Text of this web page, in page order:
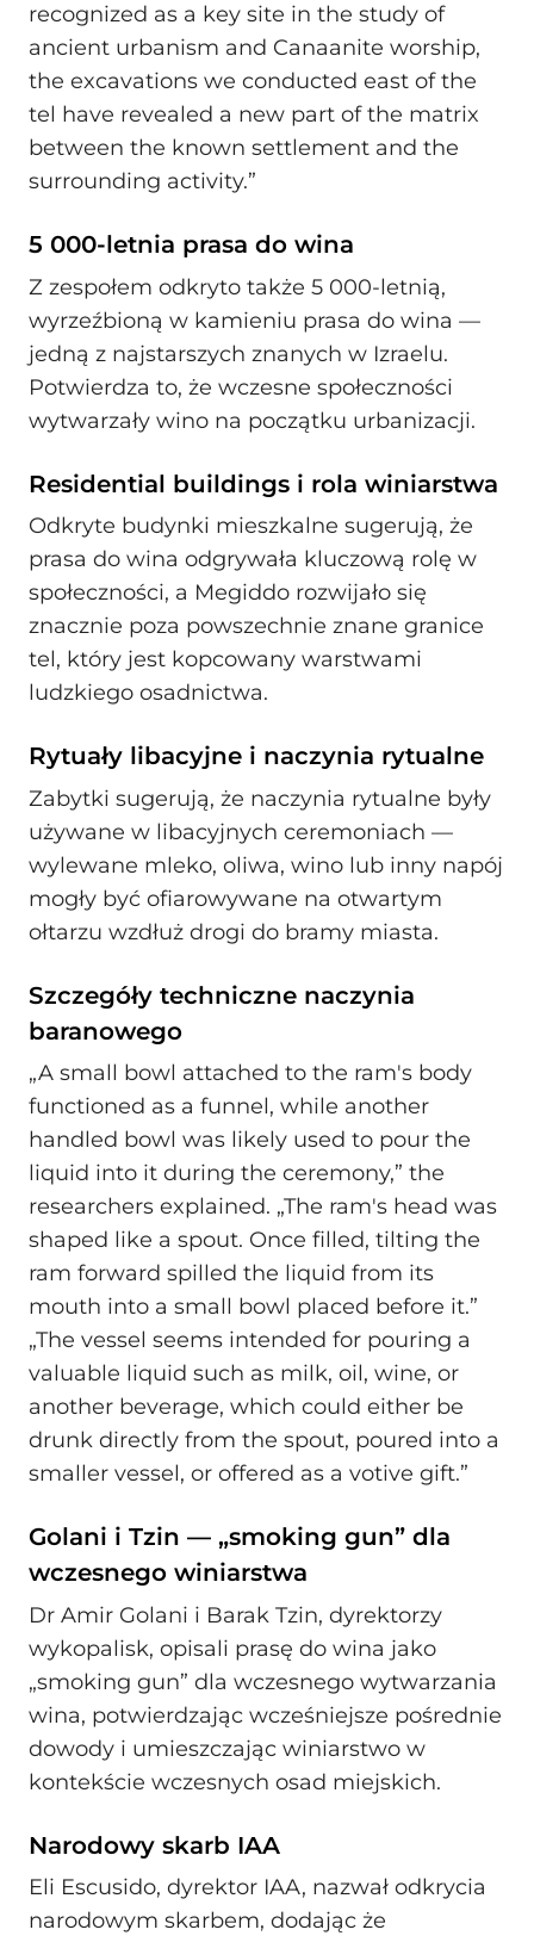
recognized as a key site in the study of
ancient urbanism and Canaanite worship,
the excavations we conducted east of the
tel have revealed a new part of the matrix
between the known settlement and the
surrounding activity.”
5 000-letnia prasa do wina
Z zespołem odkryto także 5 000-letnią,
wyrzeźbioną w kamieniu prasa do wina —
jedną z najstarszych znanych w Izraelu.
Potwierdza to, że wczesne społeczności
wytwarzały wino na początku urbanizacji.
Residential buildings i rola winiarstwa
Odkryte budynki mieszkalne sugerują, że
prasa do wina odgrywała kluczową rolę w
społeczności, a Megiddo rozwijało się
znacznie poza powszechnie znane granice
tel, który jest kopcowany warstwami
ludzkiego osadnictwa.
Rytuały libacyjne i naczynia rytualne
Zabytki sugerują, że naczynia rytualne były
używane w libacyjnych ceremoniach —
wylewane mleko, oliwa, wino lub inny napój
mogły być ofiarowywane na otwartym
ołtarzu wzdłuż drogi do bramy miasta.
Szczegóły techniczne naczynia
baranowego
„A small bowl attached to the ram's body
functioned as a funnel, while another
handled bowl was likely used to pour the
liquid into it during the ceremony,” the
researchers explained. „The ram's head was
shaped like a spout. Once filled, tilting the
ram forward spilled the liquid from its
mouth into a small bowl placed before it.”
„The vessel seems intended for pouring a
valuable liquid such as milk, oil, wine, or
another beverage, which could either be
drunk directly from the spout, poured into a
smaller vessel, or offered as a votive gift.”
Golani i Tzin — „smoking gun” dla
wczesnego winiarstwa
Dr Amir Golani i Barak Tzin, dyrektorzy
wykopalisk, opisali prasę do wina jako
„smoking gun” dla wczesnego wytwarzania
wina, potwierdzając wcześniejsze pośrednie
dowody i umieszczając winiarstwo w
kontekście wczesnych osad miejskich.
Narodowy skarb IAA
Eli Escusido, dyrektor IAA, nazwał odkrycia
narodowym skarbem, dodając że